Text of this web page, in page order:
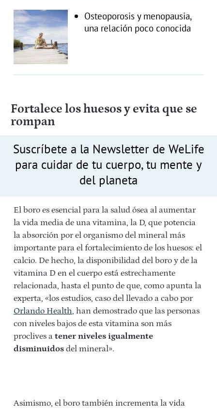
Osteoporosis y menopausia,
una relación poco conocida
Fortalece los huesos y evita que se
rompan
Suscríbete a la Newsletter de WeLife
para cuidar de tu cuerpo, tu mente y
del planeta
El boro es esencial para la salud ósea al aumentar
la vida media de una vitamina, la D, que potencia
la absorción por el organismo del mineral más
importante para el fortalecimiento de los huesos: el
calcio. De hecho, la disponibilidad del boro y de la
vitamina D en el cuerpo está estrechamente
relacionada, hasta el punto de que, como apunta la
experta, «los estudios, caso del llevado a cabo por
Orlando Health, han demostrado que las personas
con niveles bajos de esta vitamina son más
proclives a tener niveles igualmente
disminuidos del mineral».
Asimismo, el boro también incrementa la vida